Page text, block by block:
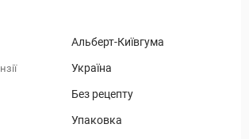
Альберт-Київгума
Україна
Без рецепту
Упаковка